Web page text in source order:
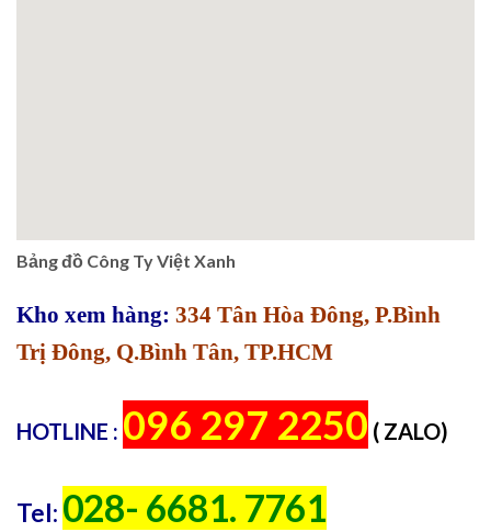
Bảng đồ Công Ty Việt Xanh
Kho xem hàng: 334 Tân Hòa Đông, P.Bình
Trị Đông, Q.Bình Tân, TP.HCM
HOTLINE : 096 297 2250 ( ZALO)
Tel: 028- 6681. 7761